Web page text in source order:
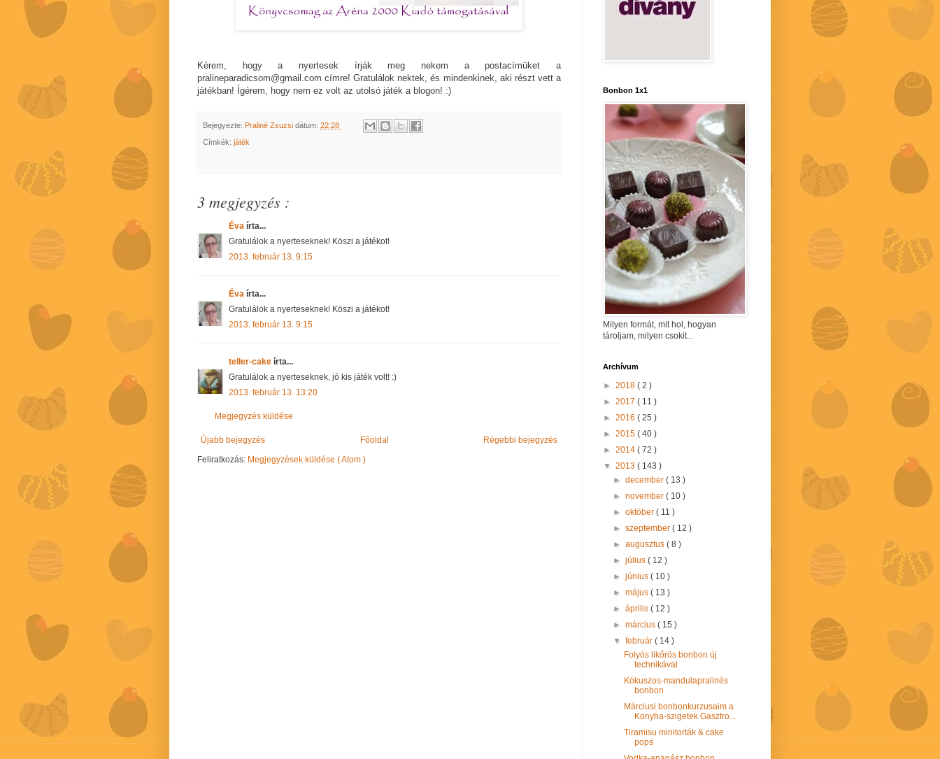
Kérem, hogy a nyertesek írják meg nekem a postacímüket a
pralineparadicsom@gmail.com címre! Gratulálok nektek, és mindenkinek, aki részt vett a
játékban! Ígérem, hogy nem ez volt az utolsó játék a blogon! :)
Bejegyezte: Praliné Zsuzsi dátum: 22:28
Címkék: játék
3 megjegyzés :
Éva írta...
Gratulálok a nyerteseknek! Köszi a játékot!
2013. február 13. 9:15
Éva írta...
Gratulálok a nyerteseknek! Köszi a játékot!
2013. február 13. 9:15
teller-cake írta...
Gratulálok a nyerteseknek, jó kis játék volt! :)
2013. február 13. 13:20
Megjegyzés küldése
Újabb bejegyzés Régebbi bejegyzés
Főoldal
Feliratkozás: Megjegyzések küldése ( Atom )
Bonbon 1x1
Milyen formát, mit hol, hogyan
tároljam, milyen csokit...
Archívum
► 2018 ( 2 )
► 2017 ( 11 )
► 2016 ( 25 )
► 2015 ( 40 )
► 2014 ( 72 )
▼ 2013 ( 143 )
►december( 13 )
►november( 10 )
►október( 11 )
►szeptember( 12 )
►augusztus( 8 )
►július( 12 )
►június( 10 )
►május( 13 )
►április( 12 )
►március( 15 )
▼február( 14 )
Folyós likőrös bonbon új
technikával
Kókuszos-mandulapralinés
bonbon
Márciusi bonbonkurzusaim a
Konyha-szigetek Gasztro...
Tiramisu minitorták & cake
pops